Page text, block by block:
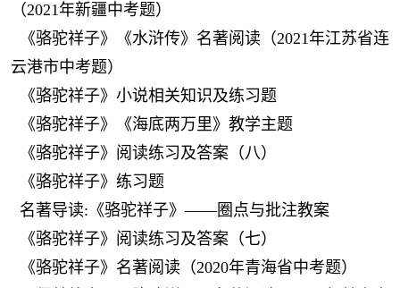
（2021年新疆中考题）
《骆驼祥子》《水浒传》名著阅读（2021年江苏省连
云港市中考题）
《骆驼祥子》小说相关知识及练习题
《骆驼祥子》《海底两万里》教学主题
《骆驼祥子》阅读练习及答案（八）
《骆驼祥子》练习题
名著导读:《骆驼祥子》——圈点与批注教案
《骆驼祥子》阅读练习及答案（七）
《骆驼祥子》名著阅读（2020年青海省中考题）